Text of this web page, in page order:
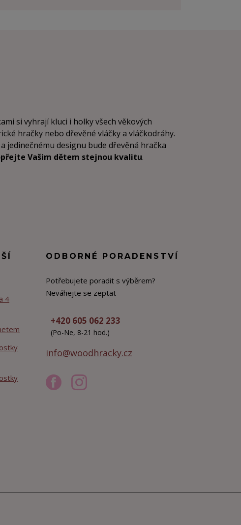
si vyhrají kluci i holky všech věkových
hračky nebo dřevěné vláčky a vláčkodráhy.
jedinečnému designu bude dřevěná hračka
Vašim dětem stejnou kvalitu.
4
ODBORNÉ PORADENSTVÍ
Potřebujete poradit s výběrem?
Neváhejte se zeptat
+420 605 062 233
(Po-Ne, 8-21 hod.)
info@woodhracky.cz